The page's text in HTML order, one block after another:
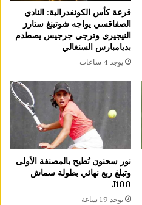
قرعة كأس الكونفدرالية: النادي
الصفاقسي يواجه شوتينغ ستارز
النيجيري وترجي جرجيس يصطدم
بديامبارس السنغالي
يوجد 4 ساعات
نور سحنون تُطيح بالمصنفة الأولى
وتبلغ ربع نهائي بطولة سماش
J100
يوجد 19 ساعة